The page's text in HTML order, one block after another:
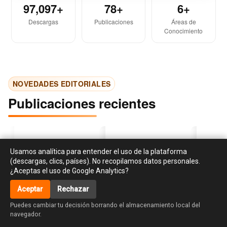
Usamos analítica para entender el uso de la plataforma
(descargas, clics, países). No recopilamos datos personales.
¿Aceptas el uso de Google Analytics?
Aceptar Rechazar
Puedes cambiar tu decisión borrando el almacenamiento local del
navegador.
97,097+
Descargas
78+
Publicaciones
6+
Áreas de
Conocimiento
NOVEDADES EDITORIALES
Publicaciones recientes
Investigación en
responsabilidad social y
sostenibilidad:
Libro de cocina para el
‹